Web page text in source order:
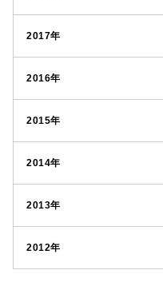
2017年
2016年
2015年
2014年
2013年
2012年